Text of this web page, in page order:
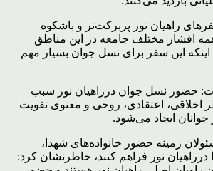
راهیان نور پربرکت‌تر و باشکوه
اقشار مختلف جامعه در این مناطق
اینکه این سفر برای نسل جوان بسیار مهم
حضور نسل جوان درراهیان نور سبب
اخلاقی، اعتقادی، روحی و معنوی تقویت
جوانان ایجاد می‌شود.
زمینه حضور خانواده‌های شهدا،
درراهیان نور فراهم کنند، خاطرنشان کرد: